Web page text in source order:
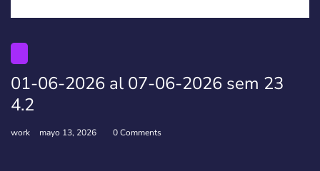
01-06-2026 al 07-06-2026 sem 23
4.2
work mayo 13, 2026 0 Comments